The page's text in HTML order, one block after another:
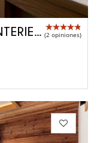
APPARTEMENT LA CHARPENTERIE 202 (2 opiniones)